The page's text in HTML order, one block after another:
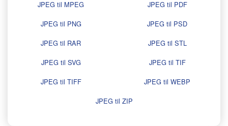
JPEG til MPEG
JPEG til PDF
JPEG til PNG
JPEG til PSD
JPEG til RAR
JPEG til STL
JPEG til SVG
JPEG til TIF
JPEG til TIFF
JPEG til WEBP
JPEG til ZIP